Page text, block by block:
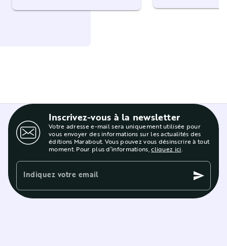
Inscrivez-vous à la newsletter
Votre adresse e-mail sera uniquement utilisée pour
vous envoyer des informations sur les actualités des
éditions Marabout. Vous pouvez vous désinscrire à tout
moment. Pour plus d’informations,cliquez ici.
Indiquez votre email send